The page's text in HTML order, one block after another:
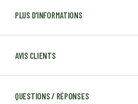
PLUS D'INFORMATIONS
AVIS CLIENTS
QUESTIONS / RÉPONSES